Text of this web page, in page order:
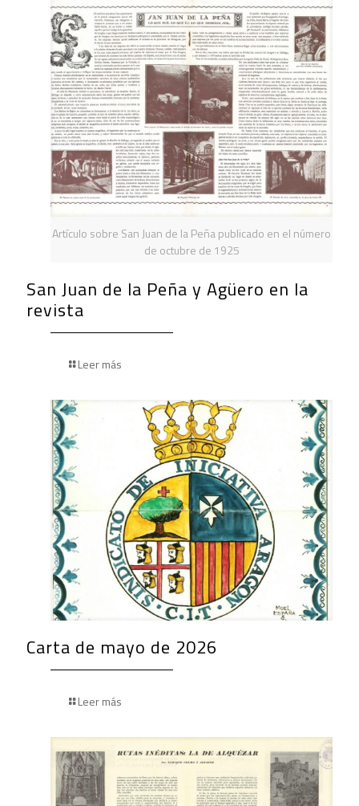
Artículo sobre San Juan de la Peña publicado en el número
de octubre de 1925
San Juan de la Peña y Agüero en la
revista
Leer más
Carta de mayo de 2026
Leer más